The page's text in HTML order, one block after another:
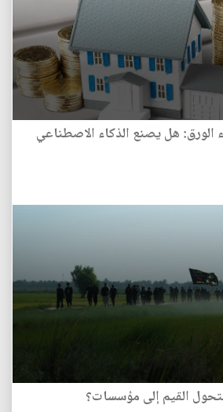
الورق: هل يصنع الذكاء الاصطناعي
القيم إلى مؤسسات؟